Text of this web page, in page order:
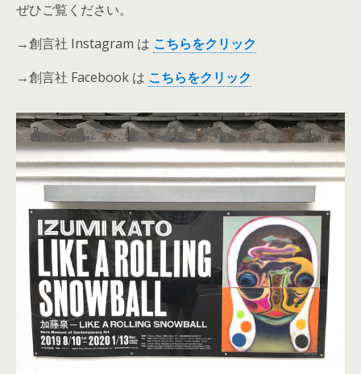
ぜひご覧ください。
→創言社 Instagram は こちらをクリック
→創言社 Facebook は こちらをクリック